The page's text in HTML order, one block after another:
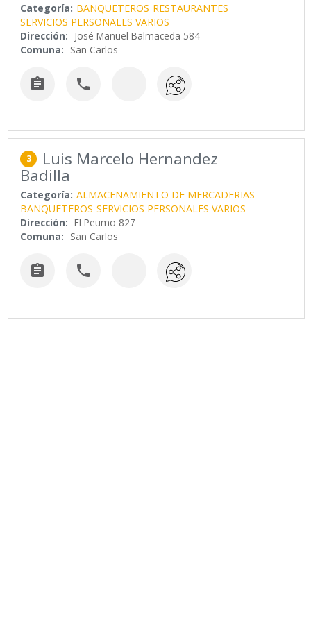
Categoría: BANQUETEROS RESTAURANTES
SERVICIOS PERSONALES VARIOS
Dirección: José Manuel Balmaceda 584
Comuna: San Carlos
 
3 Luis Marcelo Hernandez
Badilla
Categoría: ALMACENAMIENTO DE MERCADERIAS
BANQUETEROS SERVICIOS PERSONALES VARIOS
Dirección: El Peumo 827
Comuna: San Carlos
 